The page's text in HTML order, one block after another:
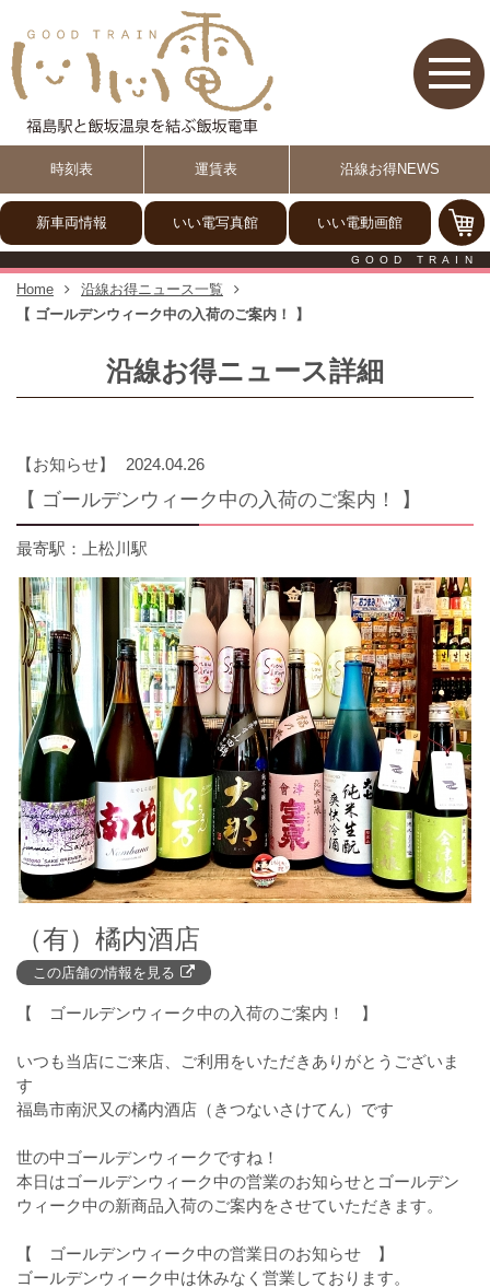
時刻表 運賃表 沿線お得NEWS
新車両情報 いい電写真館 いい電動画館
GOOD TRAIN
Home
沿線お得ニュース一覧
【 ゴールデンウィーク中の入荷のご案内！ 】
沿線お得ニュース詳細
お知らせ 2024.04.26
【 ゴールデンウィーク中の入荷のご案内！ 】
上松川駅
（有）橘内酒店
この店舗の情報を見る
【 ゴールデンウィーク中の入荷のご案内！ 】
いつも当店にご来店、ご利用をいただきありがとうございま
す
福島市南沢又の橘内酒店（きつないさけてん）です
世の中ゴールデンウィークですね！
本日はゴールデンウィーク中の営業のお知らせとゴールデン
ウィーク中の新商品入荷のご案内をさせていただきます。
【 ゴールデンウィーク中の営業日のお知らせ 】
ゴールデンウィーク中は休みなく営業しております。